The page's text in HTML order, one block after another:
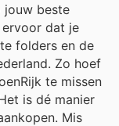
jouw beste
dat je
folders en de
Zo hoef
te missen
is dé manier
Mis